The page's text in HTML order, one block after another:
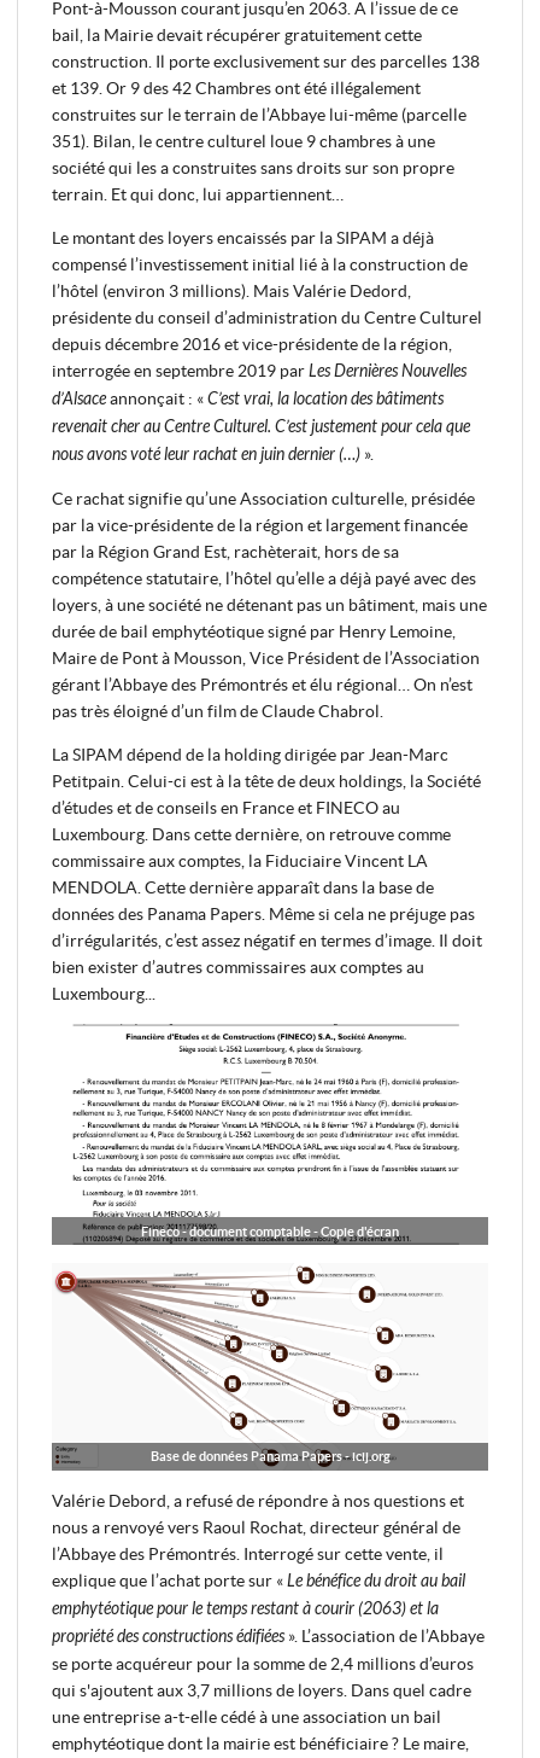
Pont-à-Mousson courant jusqu’en 2063. A l’issue de ce
bail, la Mairie devait récupérer gratuitement cette
construction. Il porte exclusivement sur des parcelles 138
et 139. Or 9 des 42 Chambres ont été illégalement
construites sur le terrain de l’Abbaye lui-même (parcelle
351). Bilan, le centre culturel loue 9 chambres à une
société qui les a construites sans droits sur son propre
terrain. Et qui donc, lui appartiennent…
Le montant des loyers encaissés par la SIPAM a déjà
compensé l’investissement initial lié à la construction de
l’hôtel (environ 3 millions). Mais Valérie Dedord,
présidente du conseil d’administration du Centre Culturel
depuis décembre 2016 et vice-présidente de la région,
interrogée en septembre 2019 parLes Dernières Nouvelles
d’Alsaceannonçait : «C’est vrai, la location des bâtiments
revenait cher au Centre Culturel. C’est justement pour cela que
nous avons voté leur rachat en juin dernier (…) ».
Ce rachat signifie qu’une Association culturelle, présidée
par la vice-présidente de la région et largement financée
par la Région Grand Est, rachèterait, hors de sa
compétence statutaire, l’hôtel qu’elle a déjà payé avec des
loyers, à une société ne détenant pas un bâtiment, mais une
durée de bail emphytéotique signé par Henry Lemoine,
Maire de Pont à Mousson, Vice Président de l’Association
gérant l’Abbaye des Prémontrés et élu régional… On n’est
pas très éloigné d’un film de Claude Chabrol.
La SIPAM dépend de la holding dirigée par Jean-Marc
Petitpain. Celui-ci est à la tête de deux holdings, la Société
d’études et de conseils en France et FINECO au
Luxembourg. Dans cette dernière, on retrouve comme
commissaire aux comptes, la Fiduciaire Vincent LA
MENDOLA. Cette dernière apparaît dans la base de
données des Panama Papers. Même si cela ne préjuge pas
d’irrégularités, c’est assez négatif en termes d’image. Il doit
bien exister d’autres commissaires aux comptes au
Luxembourg...
Fineco - document comptable - Copie d'écran
Base de données Panama Papers - icij.org
Valérie Debord, a refusé de répondre à nos questions et
nous a renvoyé vers Raoul Rochat, directeur général de
l’Abbaye des Prémontrés. Interrogé sur cette vente, il
explique que l’achat porte sur «Le bénéfice du droit au bail
emphytéotique pour le temps restant à courir (2063) et la
propriété des constructions édifiées ». L’association de l’Abbaye
se porte acquéreur pour la somme de 2,4 millions d’euros
qui s'ajoutent aux 3,7 millions de loyers. Dans quel cadre
une entreprise a-t-elle cédé à une association un bail
emphytéotique dont la mairie est bénéficiaire ? Le maire,